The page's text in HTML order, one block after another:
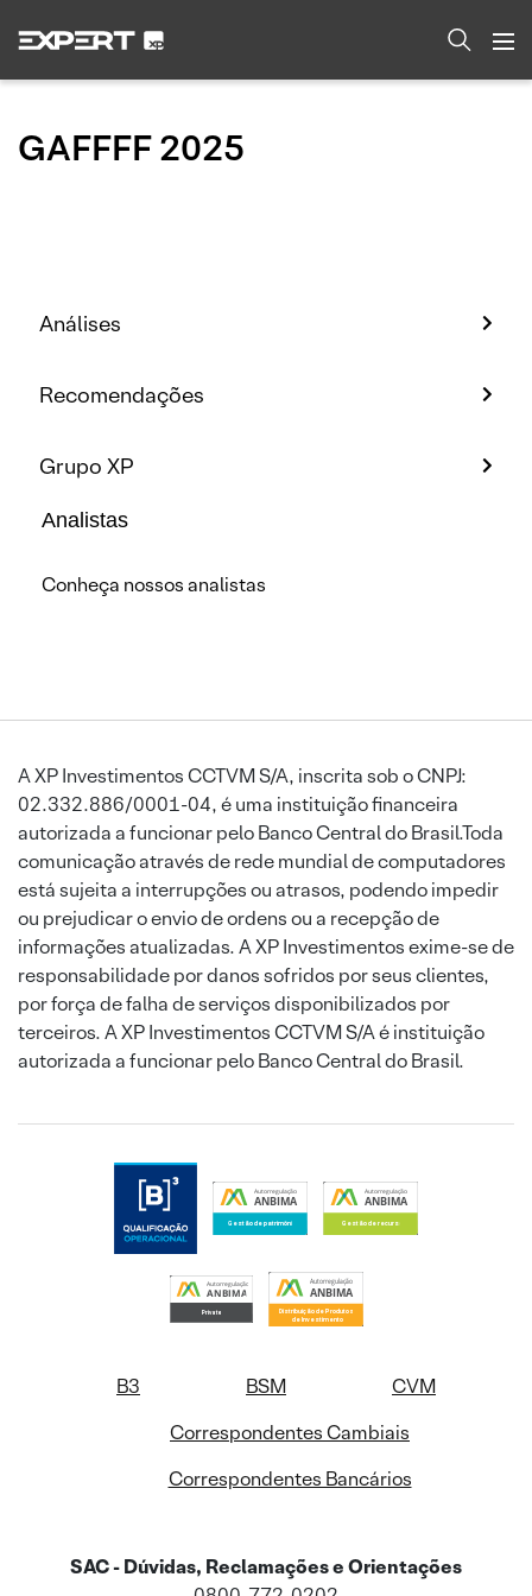
GAFFFF 2025
Análises
Recomendações
Grupo XP
Analistas
Conheça nossos analistas
A XP Investimentos CCTVM S/A, inscrita sob o CNPJ:
02.332.886/0001-04, é uma instituição financeira
autorizada a funcionar pelo Banco Central do Brasil.Toda
comunicação através de rede mundial de computadores
está sujeita a interrupções ou atrasos, podendo impedir
ou prejudicar o envio de ordens ou a recepção de
informações atualizadas. A XP Investimentos exime-se de
responsabilidade por danos sofridos por seus clientes,
por força de falha de serviços disponibilizados por
terceiros. A XP Investimentos CCTVM S/A é instituição
autorizada a funcionar pelo Banco Central do Brasil.
B3 BSM
CVM
Correspondentes Cambiais
Correspondentes Bancários
SAC - Dúvidas, Reclamações e Orientações